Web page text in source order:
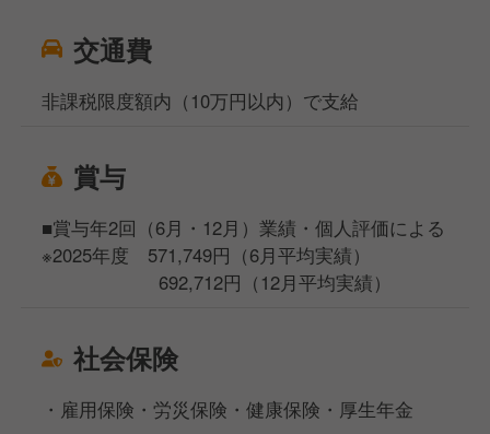
交通費
非課税限度額内（10万円以内）で支給
賞与
■賞与年2回（6月・12月）業績・個人評価による
※2025年度 571,749円（6月平均実績）
692,712円（12月平均実績）
社会保険
・雇用保険・労災保険・健康保険・厚生年金